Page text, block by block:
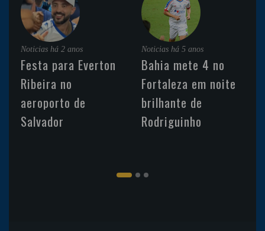
Noticias há 2 anos
Festa para Everton
Ribeira no
aeroporto de
Salvador
Noticias há 5 anos
Bahia mete 4 no
Fortaleza em noite
brilhante de
Rodriguinho